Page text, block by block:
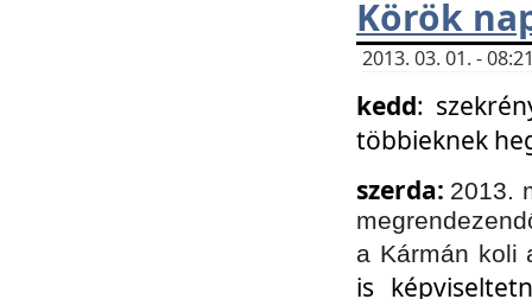
Körök
2013. 03. 01. -
kedd:
többieknek
szerda: 2013.
a Kármán koli
is